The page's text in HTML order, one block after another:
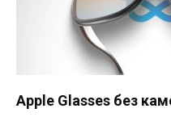
Apple Glasses без